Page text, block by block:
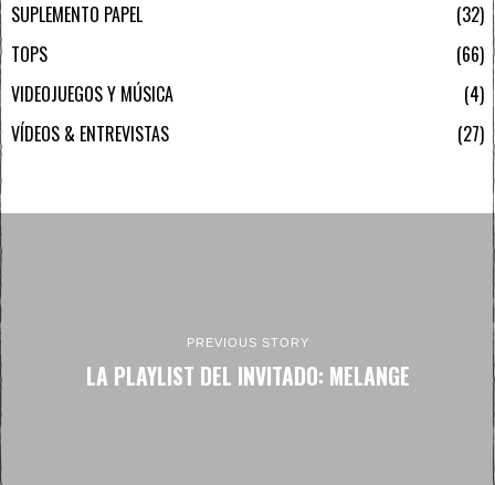
SUPLEMENTO PAPEL
32
TOPS
66
VIDEOJUEGOS Y MÚSICA
4
VÍDEOS & ENTREVISTAS
27
PREVIOUS STORY
LA PLAYLIST DEL INVITADO: MELANGE